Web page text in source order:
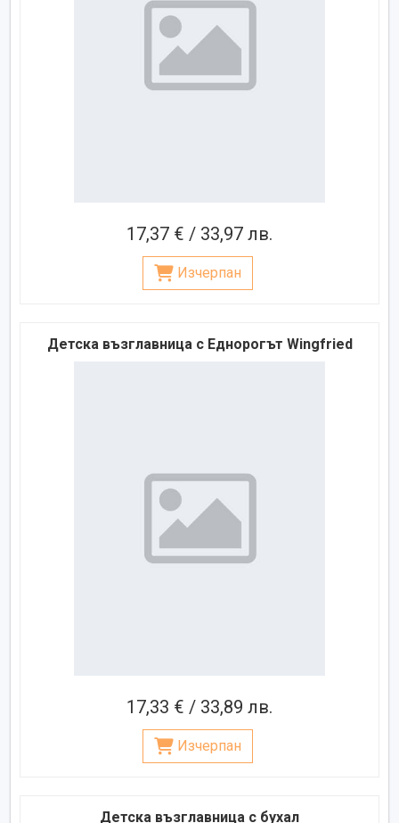
17,37 € / 33,97 лв.
Изчерпан
Детска възглавница с Еднорогът Wingfried
17,33 € / 33,89 лв.
Изчерпан
Детска възглавница с бухал